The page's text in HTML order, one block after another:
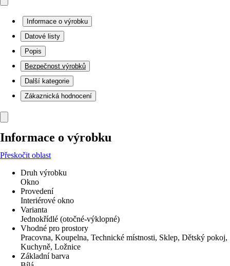
Informace o výrobku
Datové listy
Popis
Bezpečnost výrobků
Další kategorie
Zákaznická hodnocení
Informace o výrobku
Přeskočit oblast
Druh výrobku
Okno
Provedení
Interiérové okno
Varianta
Jednokřídlé (otočné-výklopné)
Vhodné pro prostory
Pracovna, Koupelna, Technické místnosti, Sklep, Dětský pokoj,
Kuchyně, Ložnice
Základní barva